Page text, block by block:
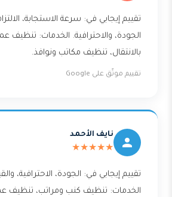
تقييم إيجابي في: سرعة الاستجابة،
الجودة، والاحترافية. الخدمات: تنظيف
بالانتقال، تنظيف مكاتب ونوافذ.
تقييم موثّق على Google
نايف الأحمد
★★★★★
تقييم إيجابي في: الجودة، الاحترافية،
الخدمات: تنظيف كنب ومراتب، تنظيف